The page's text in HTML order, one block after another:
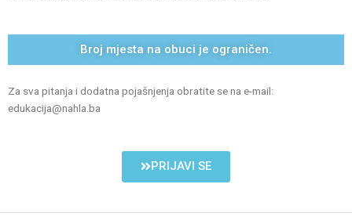
Broj mjesta na obuci je ograničen.
Za sva pitanja i dodatna pojašnjenja obratite se na e-mail:
edukacija@nahla.ba
PRIJAVI SE